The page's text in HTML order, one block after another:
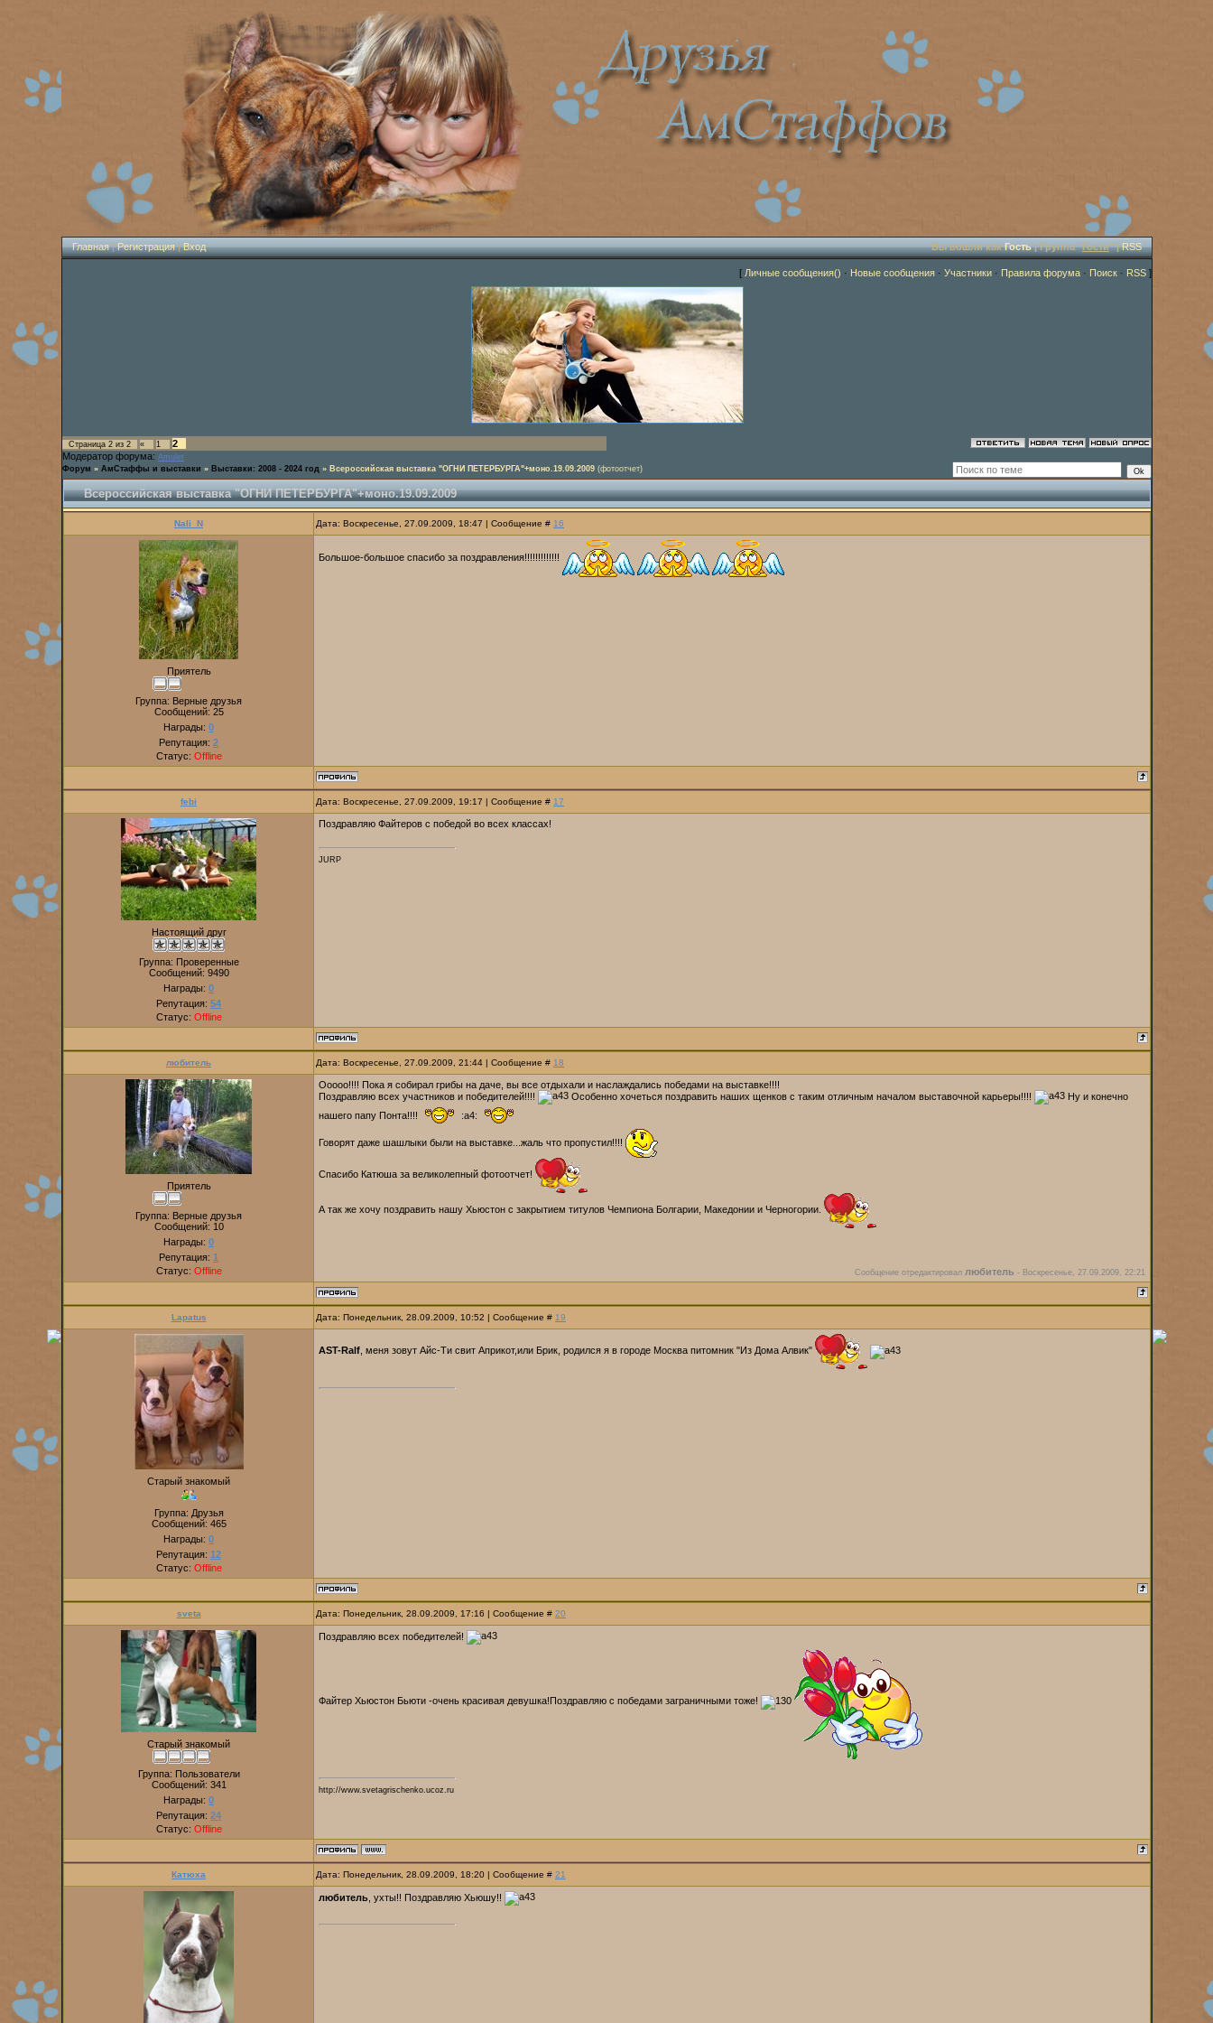
Главная|Регистрация|Вход Вы вошли какГость| Группа "Гости" |RSS
[ Личные сообщения() · Новые сообщения · Участники · Правила форума · Поиск · RSS ]
Страница 2 из 2 « 1
2
Модератор форума: Amulet
Форум » АмСтаффы и выставки » Выставки: 2008 - 2024 год » Всероссийская выставка "ОГНИ ПЕТЕРБУРГА"+моно.19.09.2009 (фотоотчет)
Всероссийская выставка "ОГНИ ПЕТЕРБУРГА"+моно.19.09.2009
Nali_N Дата: Воскресенье, 27.09.2009, 18:47 | Сообщение # 16
Приятель
Группа: Верные друзья
Сообщений: 25
Награды: 0
Репутация: 2
Статус: Offline
Большое-большое спасибо за поздравления!!!!!!!!!!!!!
febi Дата: Воскресенье, 27.09.2009, 19:17 | Сообщение # 17
Настоящий друг
Группа: Проверенные
Сообщений: 9490
Награды: 0
Репутация: 54
Статус: Offline
Поздравляю Файтеров с победой во всех классах!
JURP
любитель Дата: Воскресенье, 27.09.2009, 21:44 | Сообщение # 18
Приятель
Группа: Верные друзья
Сообщений: 10
Награды: 0
Репутация: 1
Статус: Offline
Ооооо!!!! Пока я собирал грибы на даче, вы все отдыхали и наслаждались победами на выставке!!!!
Поздравляю всех участников и победителей!!!!
Особенно хочеться поздравить наших щенков с таким отличным началом выставочной карьеры!!!!
Ну и конечно
нашего папу Понта!!!!
:a4:
Говорят даже шашлыки были на выставке...жаль что пропустил!!!!
Спасибо Катюша за великолепный фотоотчет!
А так же хочу поздравить нашу Хьюстон с закрытием титулов Чемпиона Болгарии, Македонии и Черногории.
Сообщение отредактировал любитель - Воскресенье, 27.09.2009, 22:21
Lapatus Дата: Понедельник, 28.09.2009, 10:52 | Сообщение # 19
Старый знакомый
Группа: Друзья
Сообщений: 465
Награды: 0
Репутация: 12
Статус: Offline
AST-Ralf , меня зовут Айс-Ти свит Априкот,или Брик, родился я в городе Москва питомник "Из Дома Алвик"
sveta Дата: Понедельник, 28.09.2009, 17:16 | Сообщение # 20
Старый знакомый
Группа: Пользователи
Сообщений: 341
Награды: 0
Репутация: 24
Статус: Offline
Поздравляю всех победителей!
Файтер Хьюстон Бьюти -очень красивая девушка!Поздравляю с победами заграничными тоже!
http://www.svetagrischenko.ucoz.ru
Катюха Дата: Понедельник, 28.09.2009, 18:20 | Сообщение # 21
любитель , ухты!! Поздравляю Хьюшу!!